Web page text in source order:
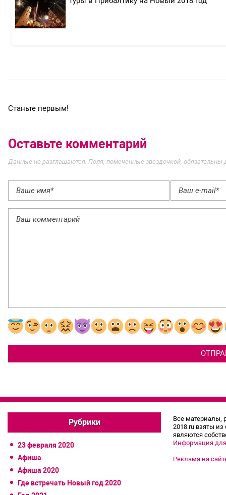
Станьте первым!
Оставьте комментарий
Данные не разглашаются. Поля, помеченные звездочкой, обязательны
Рубрики
23 февраля 2020
Афиша
Афиша 2020
Где встречать Новый год 2020
Все материалы,
2018.ru взяты
являются
Информация
Реклама на